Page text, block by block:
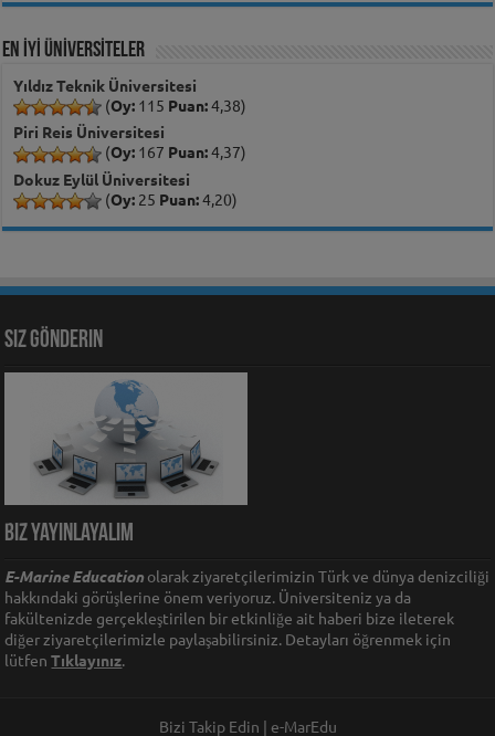
EN İYİ ÜNİVERSİTELER
Yıldız Teknik Üniversitesi
(Oy: 115 Puan:4,38)
Piri Reis Üniversitesi
(Oy: 167 Puan:4,37)
Dokuz Eylül Üniversitesi
(Oy: 25 Puan:4,20)
Siz Gönderin
Biz Yayınlayalım
E-Marine Education olarak ziyaretçilerimizin Türk ve dünya denizciliği
hakkındaki görüşlerine önem veriyoruz. Üniversiteniz ya da
fakültenizde gerçekleştirilen bir etkinliğe ait haberi bize ileterek
diğer ziyaretçilerimizle paylaşabilirsiniz. Detayları öğrenmek için
lütfenTıklayınız.
Bizi Takip Edin | e-MarEdu